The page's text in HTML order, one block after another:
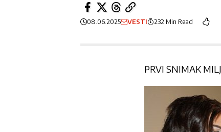
08.06.2025 VESTI 232 Min Read
PRVI SNIMAK